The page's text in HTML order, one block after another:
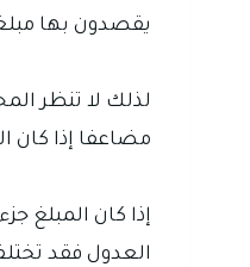
يقصدون بها
لذلك لا تنظر
مضاعفا إذا كان
إذا كان المبلغ
العدول فقد